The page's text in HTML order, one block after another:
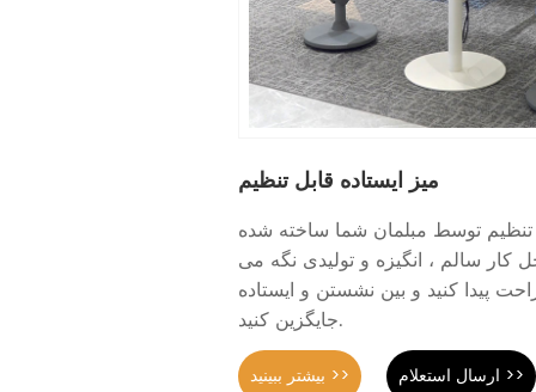
میز ایستاده قابل تنظیم
تنظیم توسط مبلمان شما ساخته شده
سالم ، انگیزه و تولیدی نگه می
پیدا کنید و بین نشستن و ایستاده
جایگزین کنید.
بیشتر ببینید >> ارسال استعلام >>